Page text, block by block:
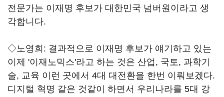
전문가는 이재명 후보가 대한민국 넘버원이라고 생
각합니다.
◇노영희: 결과적으로 이재명 후보가 얘기하고 있는
이제 '이재노믹스'라고 하는 것은 산업, 국토, 과학기
술, 교육 이런 곳에서 4대 대전환을 한번 이뤄보겠다.
디지털 혁명 같은 것같이 하면서 우리나라를 5대 강